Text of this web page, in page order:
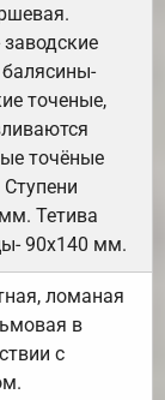
точеные,
точёные
Тетива
90х140 мм.
ломаная
в
с